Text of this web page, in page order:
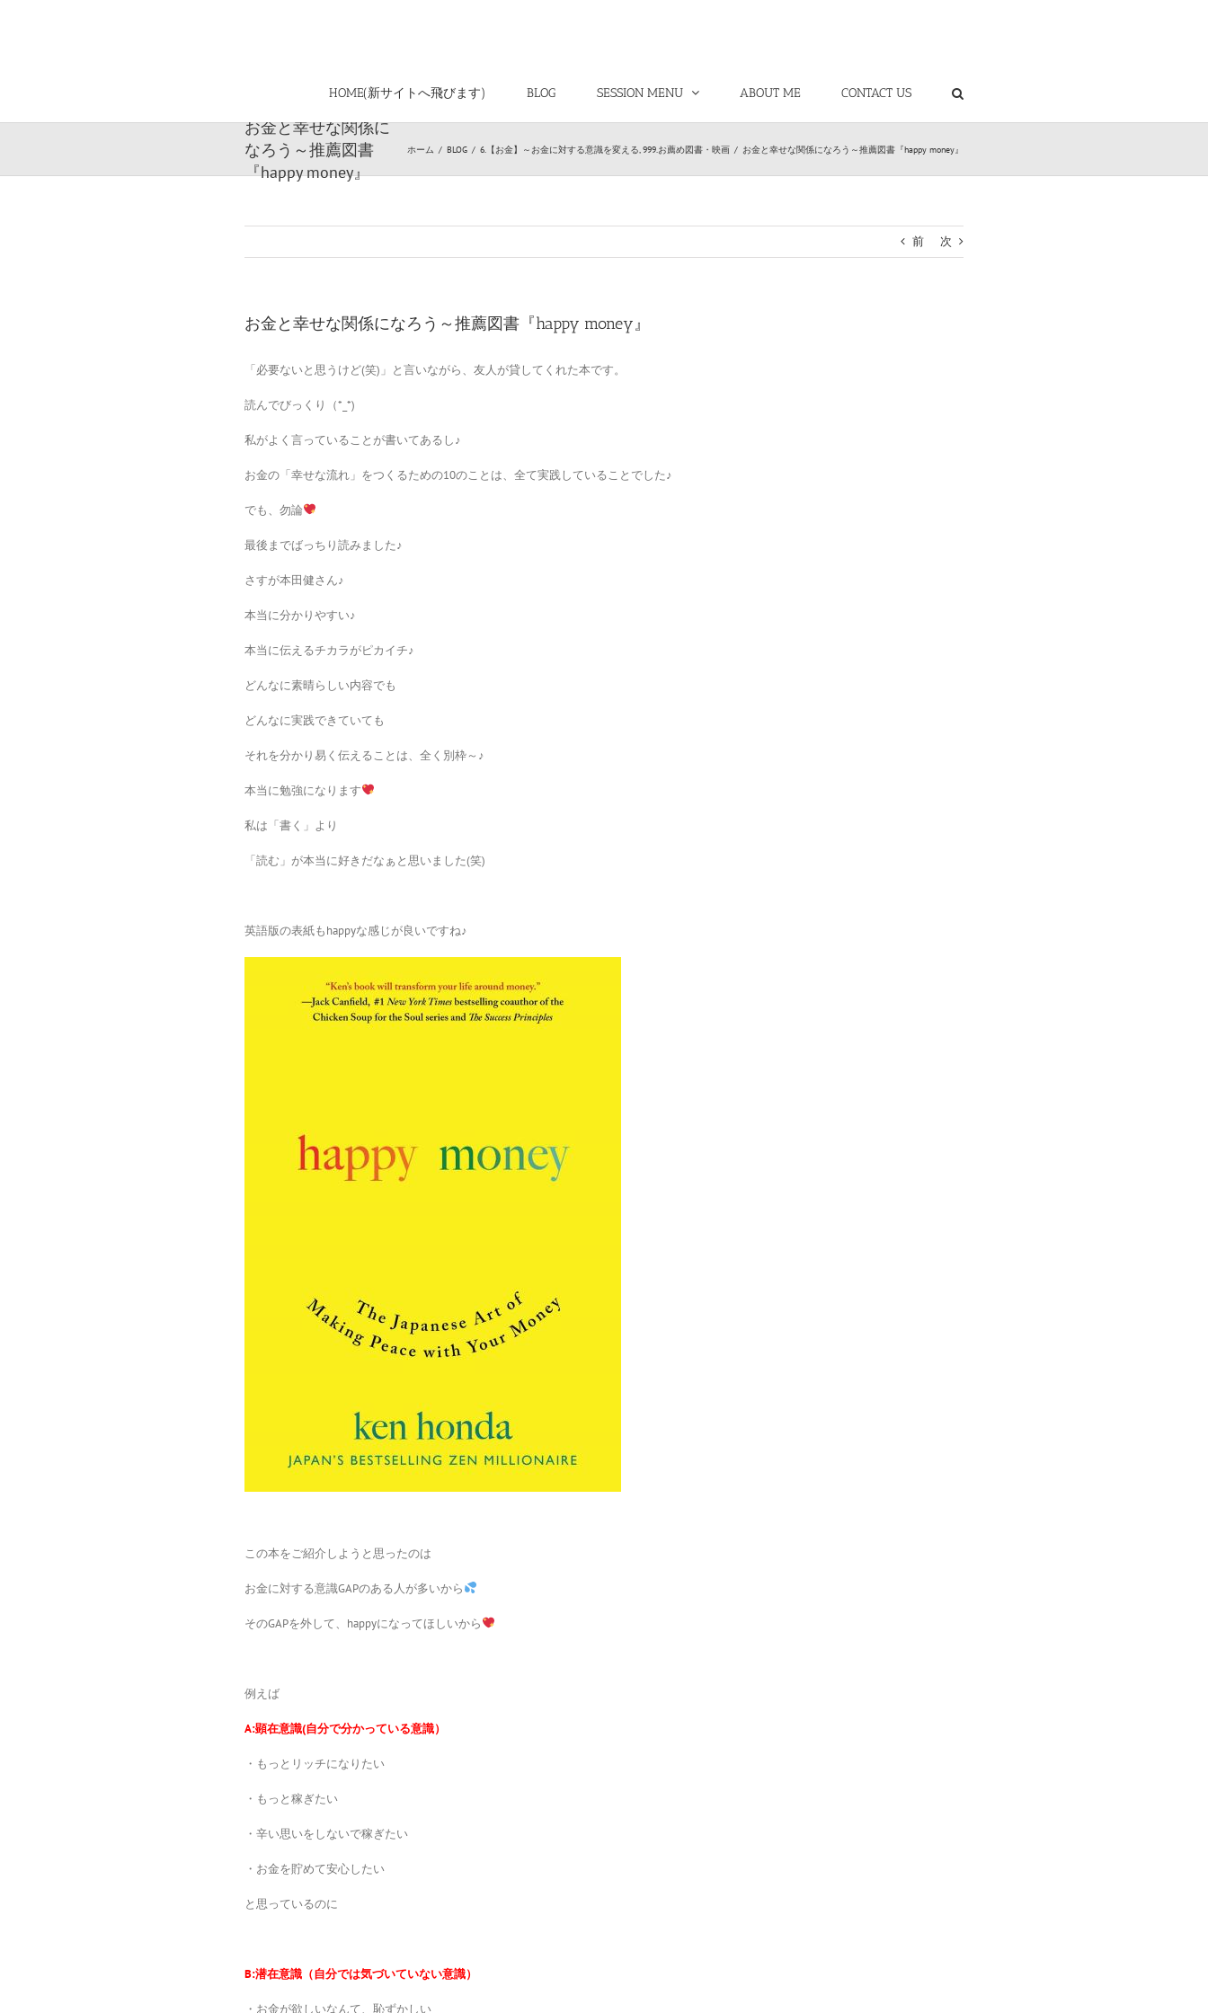
HOME(新サイトへ飛びます) BLOG SESSION MENU ABOUT ME CONTACT US
お金と幸せな関係に
なろう～推薦図書
『happy money』
ホーム / BLOG / 6.【お金】～お金に対する意識を変える 999.お薦め図書・映画 / お金と幸せな関係になろう～推薦図書『happy money』
前 次
お金と幸せな関係になろう～推薦図書『happy money』
「必要ないと思うけど(笑)」と言いながら、友人が貸してくれた本です。
読んでびっくり（*_*)
私がよく言っていることが書いてあるし♪
お金の「幸せな流れ」をつくるための10のことは、全て実践していることでした♪
でも、勿論
最後までばっちり読みました♪
さすが本田健さん♪
本当に分かりやすい♪
本当に伝えるチカラがピカイチ♪
どんなに素晴らしい内容でも
どんなに実践できていても
それを分かり易く伝えることは、全く別枠～♪
本当に勉強になります
私は「書く」より
「読む」が本当に好きだなぁと思いました(笑)
英語版の表紙もhappyな感じが良いですね♪
この本をご紹介しようと思ったのは
お金に対する意識GAPのある人が多いから
そのGAPを外して、happyになってほしいから
例えば
A:顕在意識(自分で分かっている意識）
・もっとリッチになりたい
・もっと稼ぎたい
・辛い思いをしないで稼ぎたい
・お金を貯めて安心したい
と思っているのに
B:潜在意識（自分では気づいていない意識）
・お金が欲しいなんて、恥ずかしい